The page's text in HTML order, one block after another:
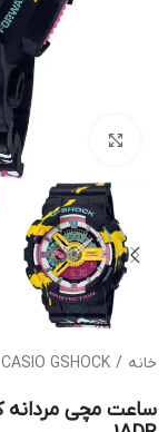
بزرگنمایی تصویر
خانه /
CASIO GSHOCK